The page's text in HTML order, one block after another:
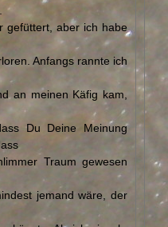
gefüttert, aber ich habe
Anfangs rannte ich
an meinen Käfig kam,
Du Deine Meinung
Traum gewesen
jemand wäre, der